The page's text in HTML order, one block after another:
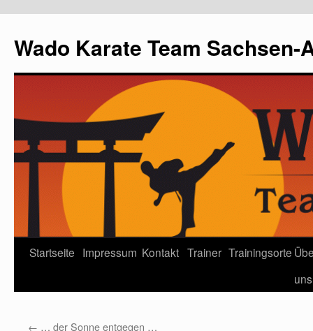
Wado Karate Team Sachsen-
Startseite Impressum Kontakt Trainer Trainingsorte
uns
← … der Sonne entgegen …